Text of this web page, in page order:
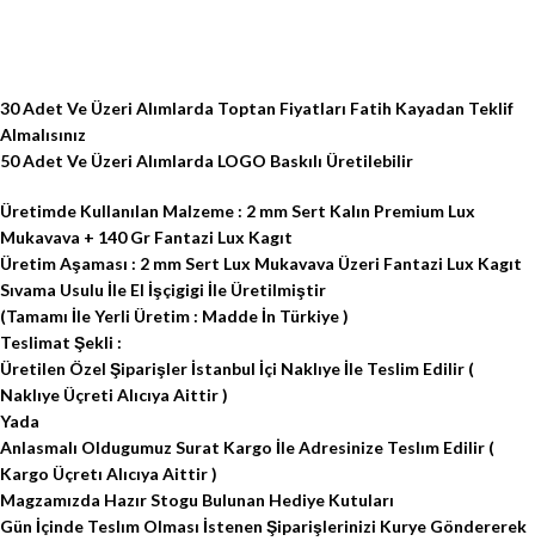
30 Adet Ve Üzeri Alımlarda Toptan Fiyatları Fatih Kayadan Teklif
Almalısınız
50 Adet Ve Üzeri Alımlarda LOGO Baskılı Üretilebilir
Üretimde Kullanılan Malzeme : 2 mm Sert Kalın Premium Lux
Mukavava + 140 Gr Fantazi Lux Kagıt
Üretim Aşaması : 2 mm Sert Lux Mukavava Üzeri Fantazi Lux Kagıt
Sıvama Usulu İle El İşçigigi İle Üretilmiştir
(Tamamı İle Yerli Üretim : Madde İn Türkiye )
Teslimat Şekli :
Üretilen Özel Şiparişler İstanbul İçi Naklıye İle Teslim Edilir (
Naklıye Üçreti Alıcıya Aittir )
Yada
Anlasmalı Oldugumuz Surat Kargo İle Adresinize Teslım Edilir (
Kargo Üçretı Alıcıya Aittir )
Magzamızda Hazır Stogu Bulunan Hediye Kutuları
Gün İçinde Teslım Olması İstenen Şiparişlerinizi Kurye Göndererek